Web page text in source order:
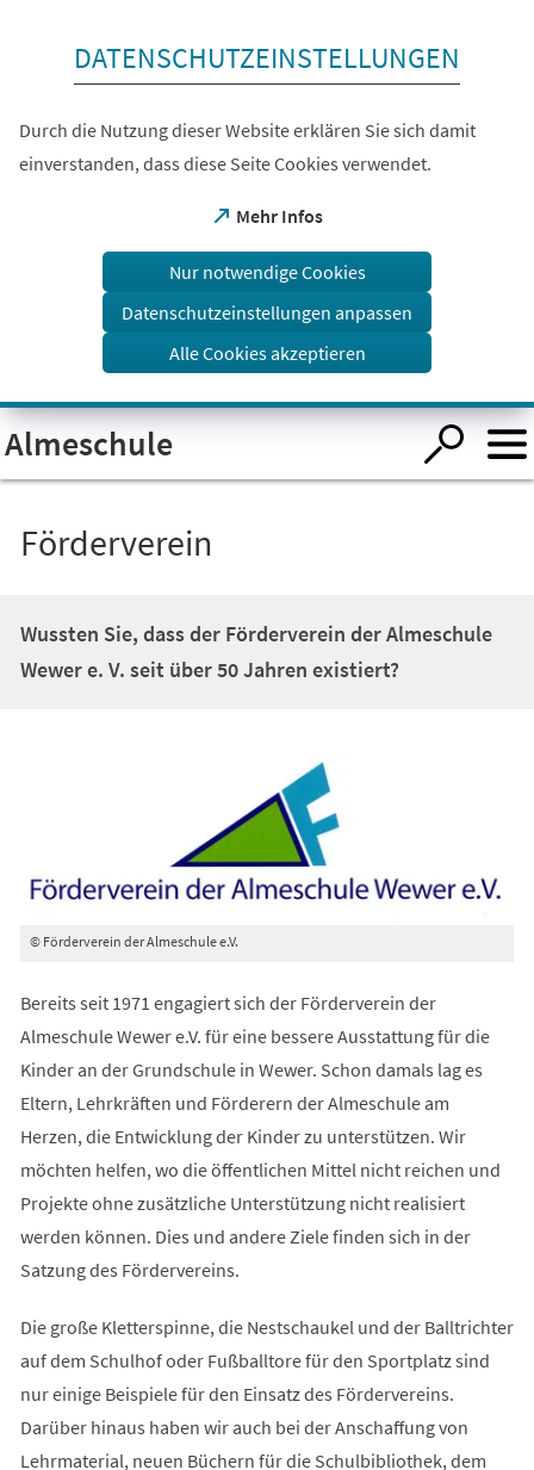
Visuelle
Assistenzsoftware
öffnen.
DATENSCHUTZEINSTELLUNGEN
Durch die Nutzung dieser Website erklären Sie sich damit
einverstanden, dass diese Seite Cookies verwendet.
Mehr Infos
(Öffnet
einem
Tab)
Nur notwendige Cookies
Datenschutzeinstellungen anpassen
Alle Cookies akzeptieren
Almeschule
Förderverein
Wussten Sie, dass der Förderverein der Almeschule
Wewer e. V. seit über 50 Jahren existiert?
© Förderverein der Almeschule e.V.
Bereits seit 1971 engagiert sich der Förderverein der
Almeschule Wewer e.V. für eine bessere Ausstattung für die
Kinder an der Grundschule in Wewer. Schon damals lag es
Eltern, Lehrkräften und Förderern der Almeschule am
Herzen, die Entwicklung der Kinder zu unterstützen. Wir
möchten helfen, wo die öffentlichen Mittel nicht reichen und
Projekte ohne zusätzliche Unterstützung nicht realisiert
werden können. Dies und andere Ziele finden sich in der
Satzung des Fördervereins.
Die große Kletterspinne, die Nestschaukel und der Balltrichter
auf dem Schulhof oder Fußballtore für den Sportplatz sind
nur einige Beispiele für den Einsatz des Fördervereins.
Darüber hinaus haben wir auch bei der Anschaffung von
Lehrmaterial, neuen Büchern für die Schulbibliothek, dem